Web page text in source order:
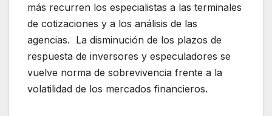
más recurren los especialistas a las terminales
de cotizaciones y a los análisis de las
agencias. La disminución de los plazos de
respuesta de inversores y especuladores se
vuelve norma de sobrevivencia frente a la
volatilidad de los mercados financieros.